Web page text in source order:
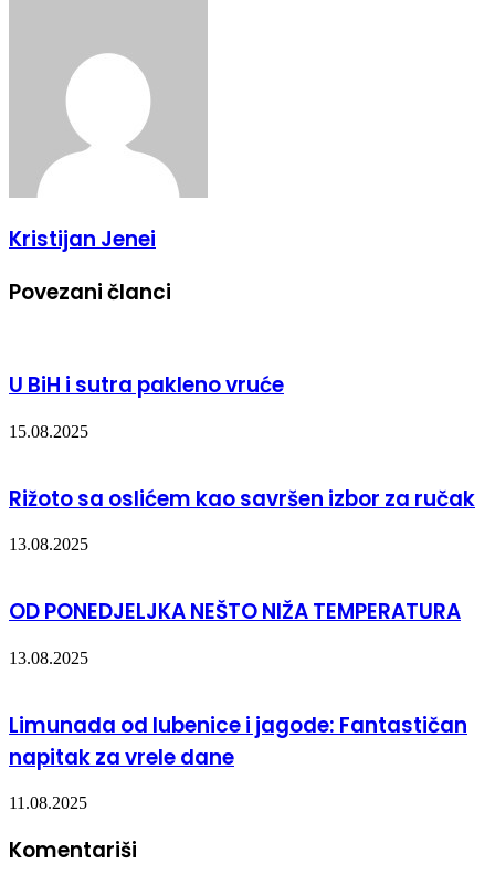
Kristijan Jenei
Povezani članci
U BiH i sutra pakleno vruće
15.08.2025
Rižoto sa oslićem kao savršen izbor za ručak
13.08.2025
OD PONEDJELJKA NEŠTO NIŽA TEMPERATURA
13.08.2025
Limunada od lubenice i jagode: Fantastičan
napitak za vrele dane
11.08.2025
Komentariši